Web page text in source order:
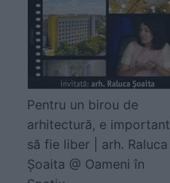
Pentru un birou de
arhitectură, e important
să fie liber | arh. Raluca
Șoaita @ Oameni în